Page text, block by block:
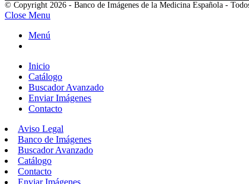
© Copyright 2026 - Banco de Imágenes de la Medicina Española -
Close Menu
Menú
Inicio
Catálogo
Buscador Avanzado
Enviar Imágenes
Contacto
Aviso Legal
Banco de Imágenes
Buscador Avanzado
Catálogo
Contacto